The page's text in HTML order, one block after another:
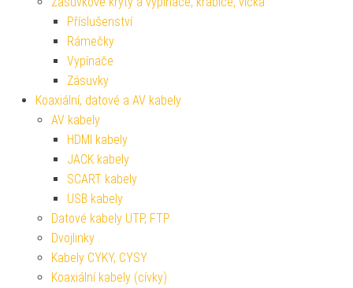
Příslušenství
Rámečky
Vypínače
Zásuvky
Koaxiální, datové a AV kabely
AV kabely
HDMI kabely
JACK kabely
SCART kabely
USB kabely
Datové kabely UTP, FTP
Dvojlinky
Kabely CYKY, CYSY
Koaxiální kabely (cívky)